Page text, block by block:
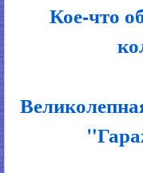
Кое-что